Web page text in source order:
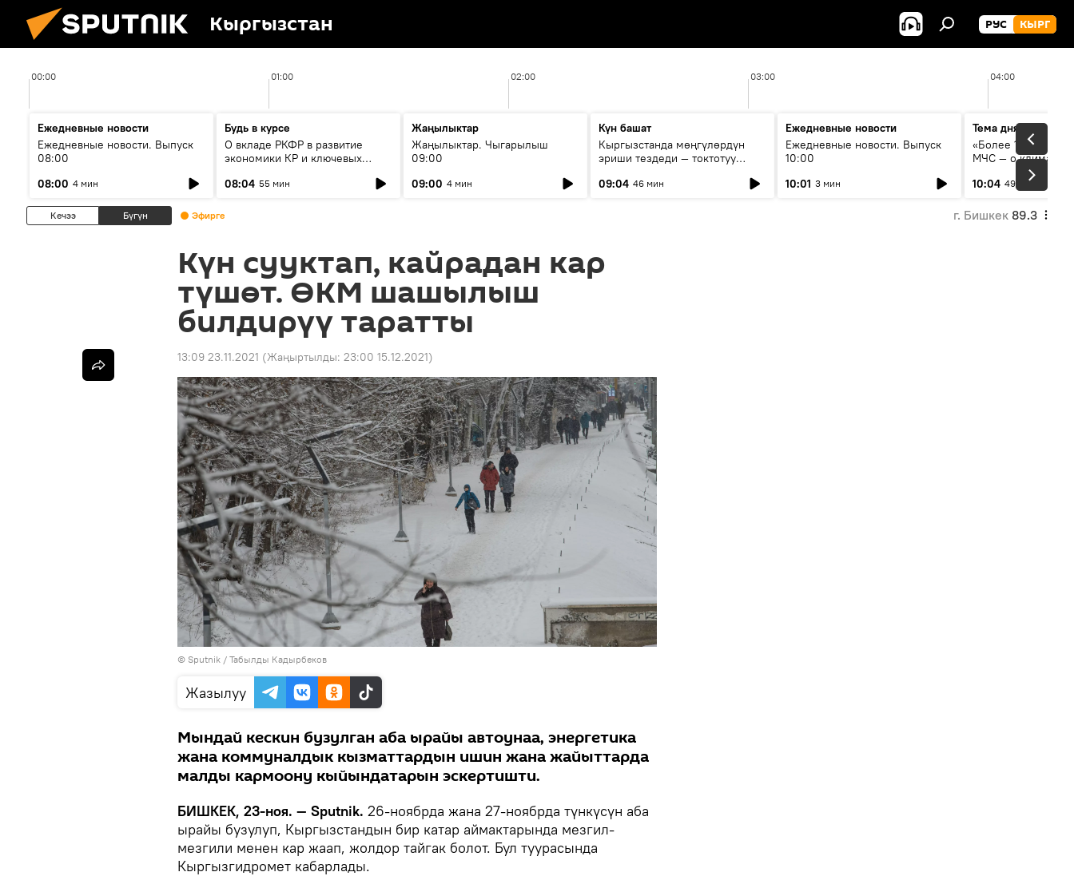
Кыргызстан РУС КЫРГ
00:00 01:00 02:00 03:00 04:00
Ежедневные новости
Ежедневные новости. Выпуск
08:00
08:00 4 мин
Будь в курсе
О вкладе РКФР в развитие
экономики КР и ключевых
08:04 55 мин
Жаңылыктар
Жаңылыктар. Чыгарылыш
09:00
09:00 4 мин
Күн башат
Кыргызстанда мөңгүлөрдүн
эриши тездеди — токтотуу
09:04 46 мин
Ежедневные новости
Ежедневные новости. Выпуск
10:00
10:01 3 мин
Тема дня
«Более 1200 сёл в
МЧС — о климате,
системе
населения
10:04 49 мин
Кечээ Бүгүн Эфирге г. Бишкек 89.3
Күн сууктап, кайрадан кар
түшөт. ӨКМ шашылыш
билдирүү таратты
13:09 23.11.2021 (Жаңыртылды: 23:00 15.12.2021)
© Sputnik / Табылды Кадырбеков
Жазылуу
Мындай кескин бузулган аба ырайы автоунаа, энергетика
жана коммуналдык кызматтардын ишин жана жайыттарда
малды кармоону кыйындатарын эскертишти.
БИШКЕК, 23-ноя. — Sputnik. 26-ноябрда жана 27-ноябрда түнкүсүн аба
ырайы бузулуп, Кыргызстандын бир катар аймактарында мезгил-
мезгили менен кар жаап, жолдор тайгак болот. Бул туурасында
Кыргызгидромет кабарлады.